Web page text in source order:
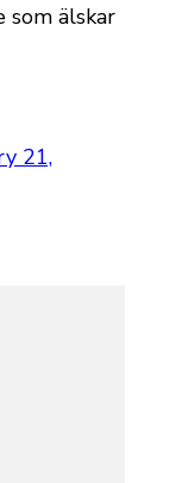
som älskar
21,